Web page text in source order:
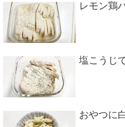
レモン鶏
塩こうじ
おやつに